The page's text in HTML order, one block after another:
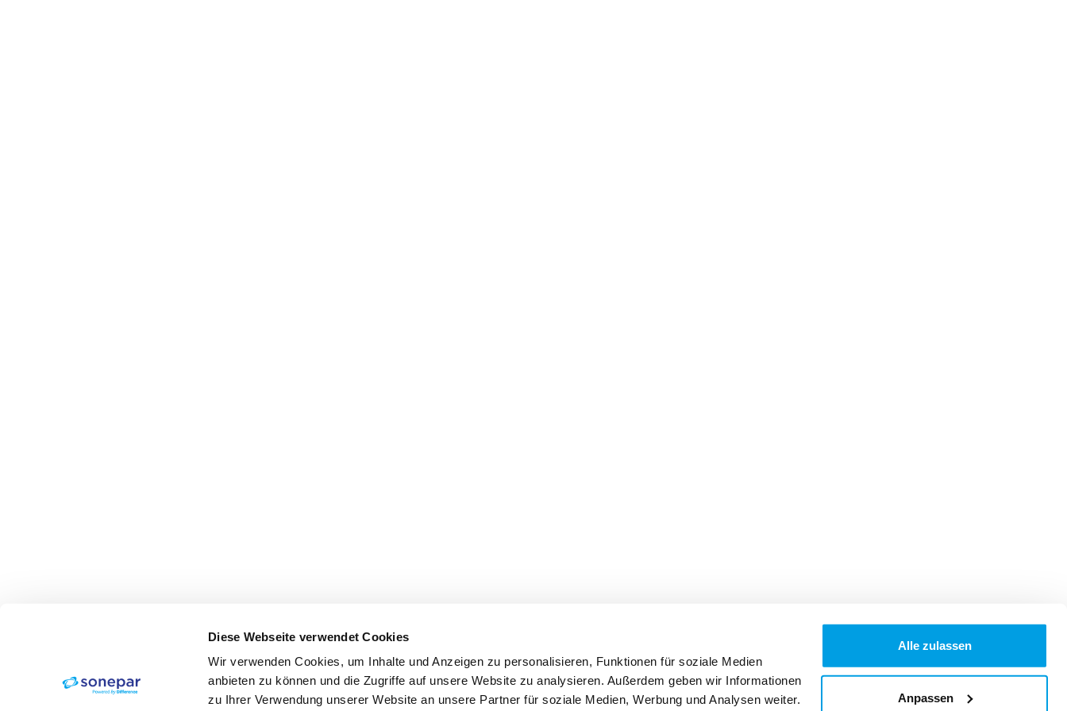
Diese Webseite verwendet Cookies
Wir verwenden Cookies, um Inhalte und Anzeigen zu personalisieren, Funktionen für soziale Medien
anbieten zu können und die Zugriffe auf unsere Website zu analysieren. Außerdem geben wir Informationen
zu Ihrer Verwendung unserer Website an unsere Partner für soziale Medien, Werbung und Analysen weiter.
Alle zulassen
Anpassen